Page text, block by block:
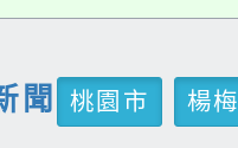
聞
桃園市
楊